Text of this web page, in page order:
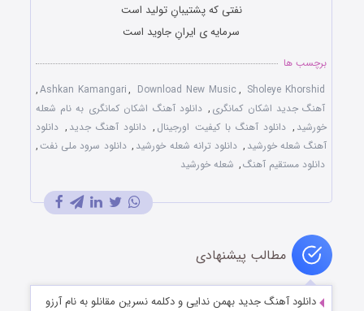
نفتی که پشتیبانِ تولید است
سرمایه ی ایرانِ جاوید است
برچسب ها
Ashkan Kamangari, Download New Music , Sholeye Khorshid
,
آهنگ جدید اشکان کمانگری , دانلود آهنگ اشکان کمانگری به نام شعله
خورشید , دانلود آهنگ با کیفیت اورجینال , دانلود آهنگ جدید , دانلود
آهنگ شعله خورشید , دانلود ترانه شعله خورشید , دانلود سرود ملی نفت,
دانلود مستقیم آهنگ, شعله خورشید
مطالب پیشنهادی
دانلود آهنگ جدید بهمن ندایی و دکلمه نسرین مقانلو به نام آرزو